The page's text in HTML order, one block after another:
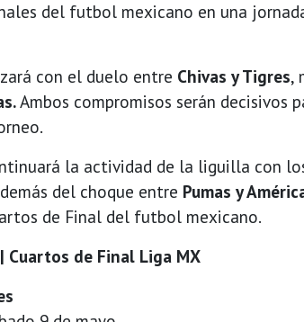
del futbol mexicano en una
con el duelo entre Chivas y Tigres,
Ambos compromisos serán decisivos
la actividad de la liguilla con
del choque entre Pumas y
de Final del futbol mexicano.
de Final Liga MX